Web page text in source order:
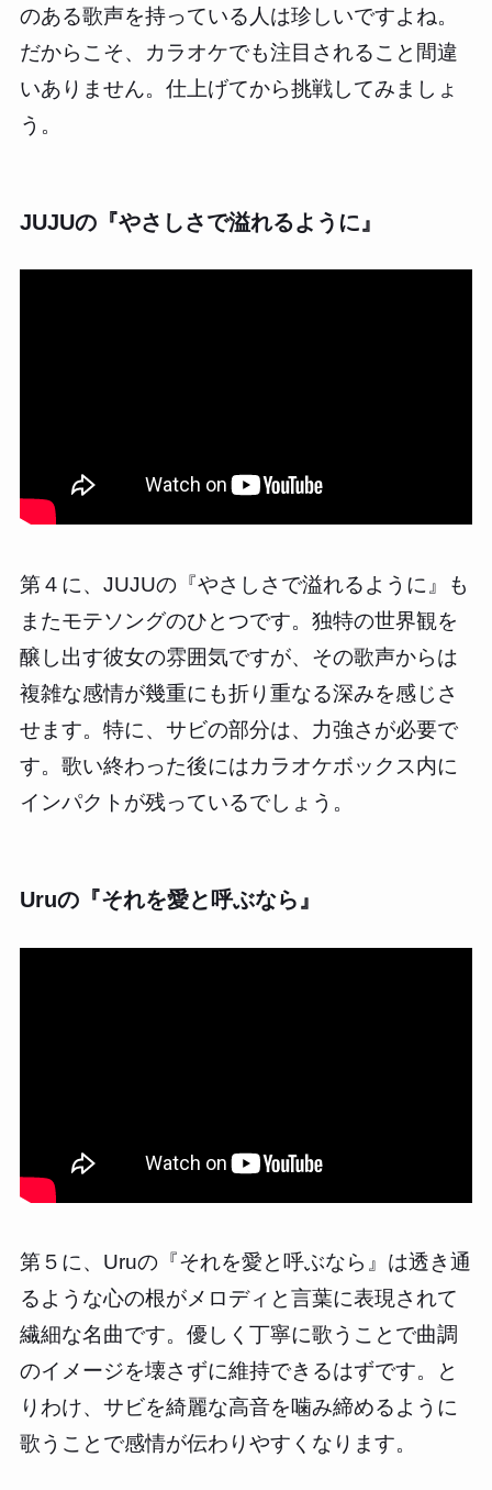
のある歌声を持っている人は珍しいですよね。
だからこそ、カラオケでも注目されること間違
いありません。仕上げてから挑戦してみましょ
う。
JUJUの『やさしさで溢れるように』
第４に、JUJUの『やさしさで溢れるように』も
またモテソングのひとつです。独特の世界観を
醸し出す彼女の雰囲気ですが、その歌声からは
複雑な感情が幾重にも折り重なる深みを感じさ
せます。特に、サビの部分は、力強さが必要で
す。歌い終わった後にはカラオケボックス内に
インパクトが残っているでしょう。
Uruの『それを愛と呼ぶなら』
第５に、Uruの『それを愛と呼ぶなら』は透き通
るような心の根がメロディと言葉に表現されて
繊細な名曲です。優しく丁寧に歌うことで曲調
のイメージを壊さずに維持できるはずです。と
りわけ、サビを綺麗な高音を噛み締めるように
歌うことで感情が伝わりやすくなります。